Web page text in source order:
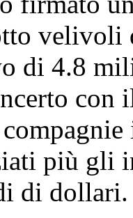
velivoli
di 4.8
con
più gli
di dollari.